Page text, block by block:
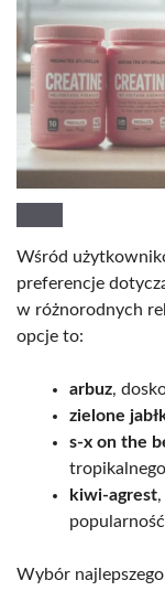
Wśród
preferencje
w różnorodnych
opcje to:
arbuz,
zielone
s-x on the
kiwi-agrest
Wybór